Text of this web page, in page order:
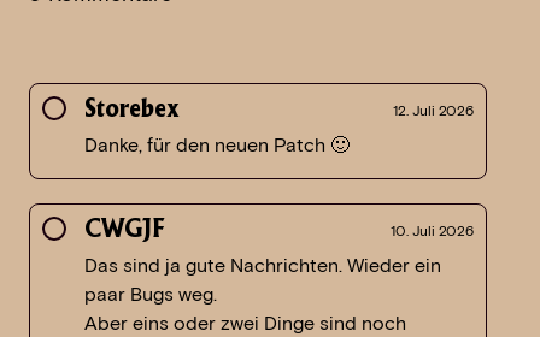
Storebex 12. Juli 2026
Danke, für den neuen Patch 🙂
CWGJF 10. Juli 2026
Das sind ja gute Nachrichten. Wieder ein
paar Bugs weg.
Aber eins oder zwei Dinge sind noch